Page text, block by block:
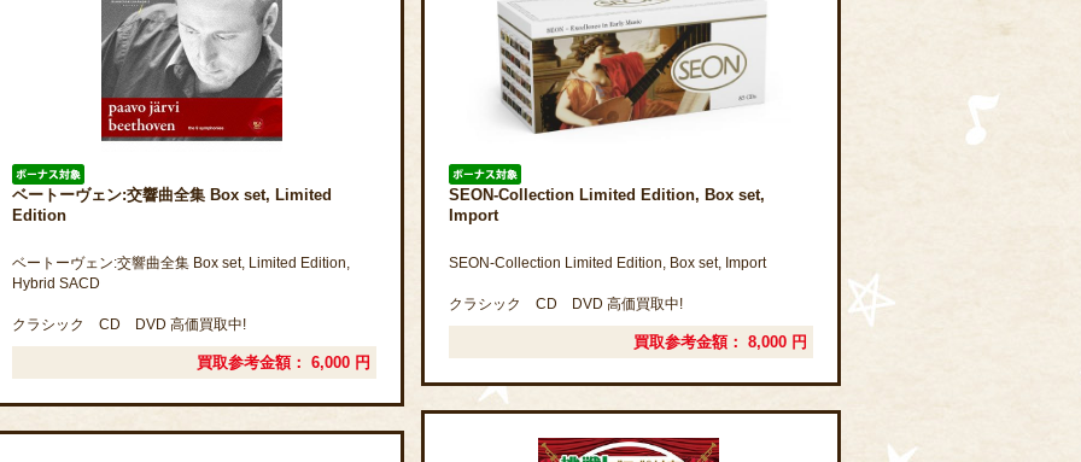
ベートーヴェン:交響曲全集 Box set, Limited
Edition
ベートーヴェン:交響曲全集 Box set, Limited Edition,
Hybrid SACD
クラシック CD DVD 高価買取中!
買取参考金額： 6,000 円
SEON-Collection Limited Edition, Box set,
Import
SEON-Collection Limited Edition, Box set, Import
クラシック CD DVD 高価買取中!
買取参考金額： 8,000 円